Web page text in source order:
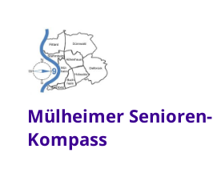
Mülheimer Senioren-
Kompass